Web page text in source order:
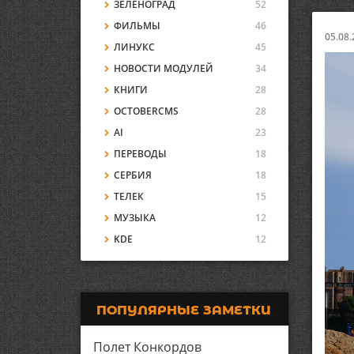
ЗЕЛЕНОГРАД
52
ФИЛЬМЫ
46
ЛИНУКС
45
НОВОСТИ МОДУЛЕЙ
34
КНИГИ
28
OCTOBERCMS
28
AI
23
ПЕРЕВОДЫ
18
СЕРБИЯ
18
ТЕЛЕК
15
МУЗЫКА
12
KDE
12
ПОПУЛЯРНЫЕ ЗАМЕТКИ
Полет Конкордов